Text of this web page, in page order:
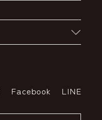
Facebook LINE